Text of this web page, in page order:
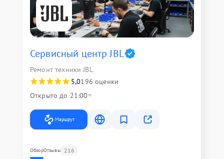
Сервисный центр JBL
Ремонт техники JBL
5,0196 оценки
Открыто до 21:00
Маршрут
ОбзорОтзывы 216